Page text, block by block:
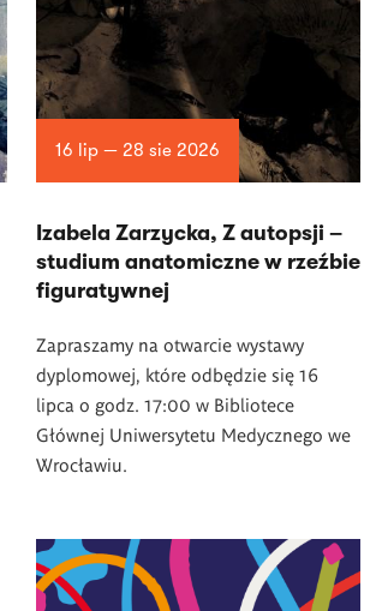
16 lip — 28 sie 2026
Izabela Zarzycka, Z autopsji –
studium anatomiczne w rzeźbie
figuratywnej
Zapraszamy na otwarcie wystawy
dyplomowej, które odbędzie się 16
lipca o godz. 17:00 w Bibliotece
Głównej Uniwersytetu Medycznego we
Wrocławiu.